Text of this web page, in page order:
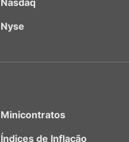
Nasdaq
Nyse
Minicontratos
Índices de Inflação